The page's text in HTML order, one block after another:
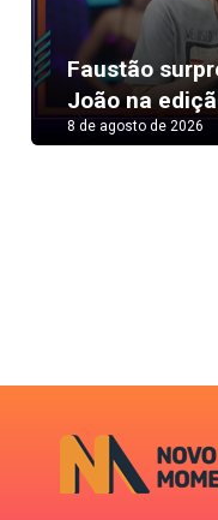
Faustão
João na
8 de agosto de 2026